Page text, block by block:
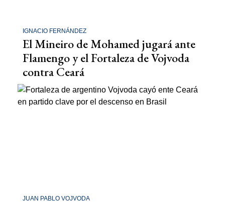
IGNACIO FERNÁNDEZ
El Mineiro de Mohamed jugará ante
Flamengo y el Fortaleza de Vojvoda
contra Ceará
JUAN PABLO VOJVODA